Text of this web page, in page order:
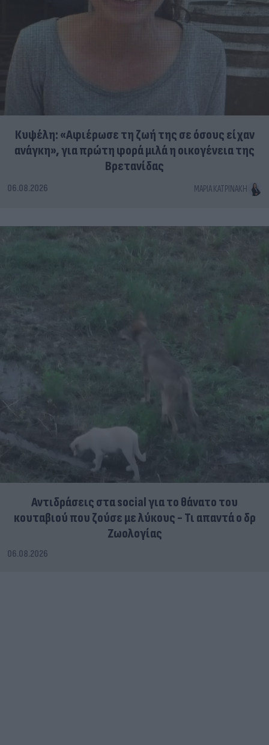
Κυψέλη: «Αφιέρωσε τη ζωή της σε όσους είχαν
ανάγκη», για πρώτη φορά μιλά η οικογένεια της
Βρετανίδας
06.08.2026 ΜΑΡΊΑ ΚΑΤΡΙΝΆΚΗ
Αντιδράσεις στα social για το θάνατο του
κουταβιού που ζούσε με λύκους - Τι απαντά ο δρ
Ζωολογίας
06.08.2026